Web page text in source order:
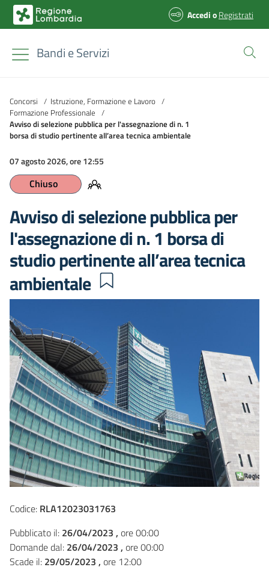
AccedioRegistrati
Bandi e Servizi
Concorsi / Istruzione, Formazione e Lavoro /
Formazione Professionale /
Avviso di selezione pubblica per l'assegnazione di n. 1
borsa di studio pertinente all’area tecnica ambientale
07 agosto 2026, ore 12:55
Chiuso
Avviso di selezione pubblica per
l'assegnazione di n. 1 borsa di
studio pertinente all’area tecnica
ambientale
Codice: RLA12023031763
Pubblicato il: 26/04/2023 , ore 00:00
Domande dal: 26/04/2023 , ore 00:00
Scade il: 29/05/2023 , ore 12:00